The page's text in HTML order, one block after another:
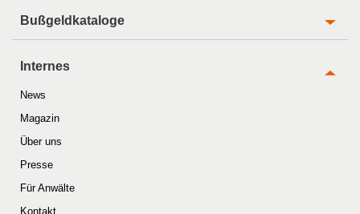
Bußgeldkataloge
Internes
News
Magazin
Über uns
Presse
Für Anwälte
Kontakt